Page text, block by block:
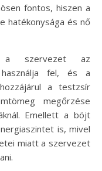
fontos, hiszen a
hatékonysága és nő
szervezet az
használja fel, és a
a testzsír
megőrzése
Emellett a böjt
is, mivel
miatt a szervezet